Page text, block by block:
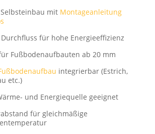
mit Montageanleitung
für hohe Energieeffizienz
Fußbodenaufbauten ab 20 mm
integrierbar (Estrich,
etc.)
und Energiequelle geeignet
für gleichmäßige